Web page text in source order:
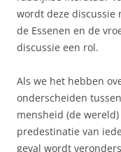
wordt deze discussie
de Essenen en de
discussie een rol.
Als we het hebben
onderscheiden
mensheid (de
predestinatie van
geval wordt